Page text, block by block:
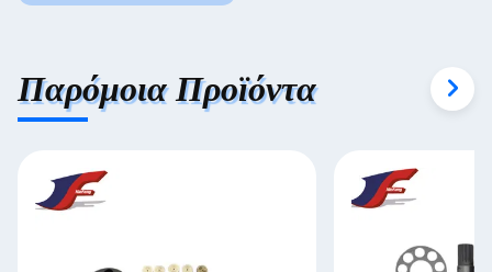
Παρόμοια Προϊόντα